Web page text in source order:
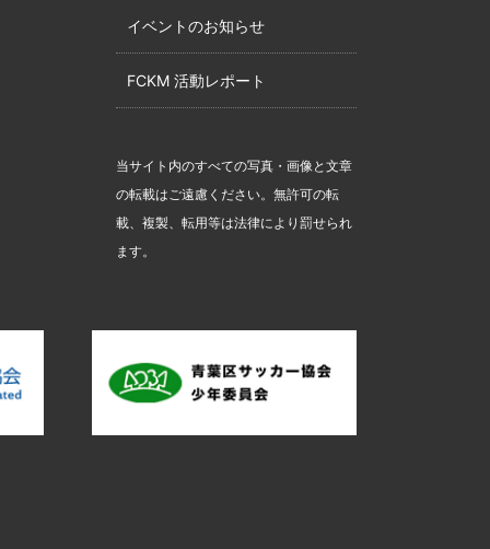
イベントのお知らせ
FCKM 活動レポート
当サイト内のすべての写真・画像と文章
の転載はご遠慮ください。無許可の転
載、複製、転用等は法律により罰せられ
ます。